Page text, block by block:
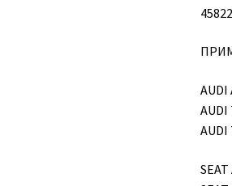
AUDI
AUDI
AUDI